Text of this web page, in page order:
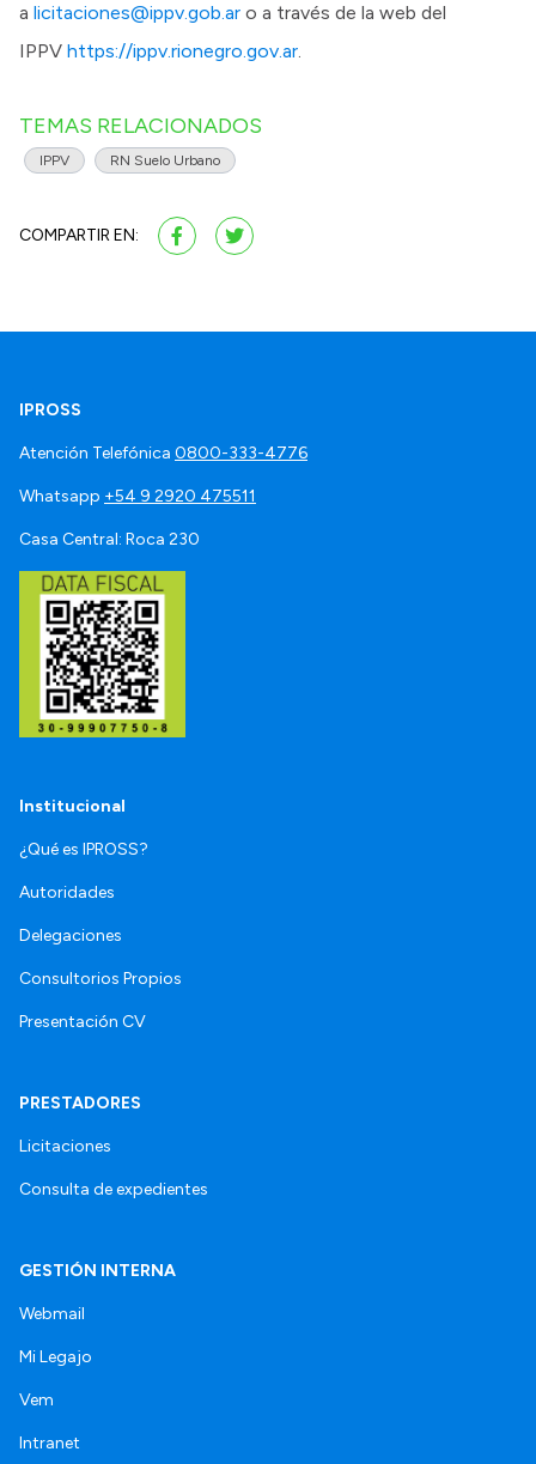
a licitaciones@ippv.gob.ar o a través de la web del
IPPV https://ippv.rionegro.gov.ar.
TEMAS RELACIONADOS
IPPV RN Suelo Urbano
COMPARTIR EN:
IPROSS
Atención Telefónica 0800-333-4776
Whatsapp +54 9 2920 475511
Casa Central: Roca 230
Institucional
¿Qué es IPROSS?
Autoridades
Delegaciones
Consultorios Propios
Presentación CV
PRESTADORES
Licitaciones
Consulta de expedientes
GESTIÓN INTERNA
Webmail
Mi Legajo
Vem
Intranet